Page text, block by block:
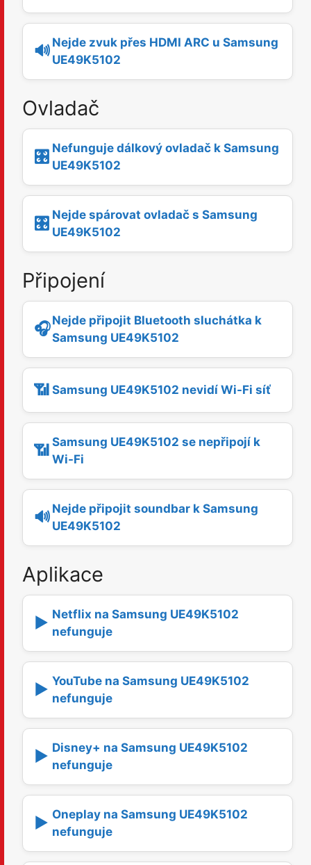
🔊 Nejde zvuk přes HDMI ARC u Samsung
UE49K5102
Ovladač
🎛️ Nefunguje dálkový ovladač k Samsung
UE49K5102
🎛️ Nejde spárovat ovladač s Samsung
UE49K5102
Připojení
🎧Nejde připojit Bluetooth sluchátka k
Samsung UE49K5102
📶 Samsung UE49K5102 nevidí Wi-Fi síť
📶 Samsung UE49K5102 se nepřipojí k
Wi-Fi
🔊 Nejde připojit soundbar k Samsung
UE49K5102
Aplikace
▶️ Netflix na Samsung UE49K5102
nefunguje
▶️ YouTube na Samsung UE49K5102
nefunguje
▶️ Disney+ na Samsung UE49K5102
nefunguje
▶️ Oneplay na Samsung UE49K5102
nefunguje